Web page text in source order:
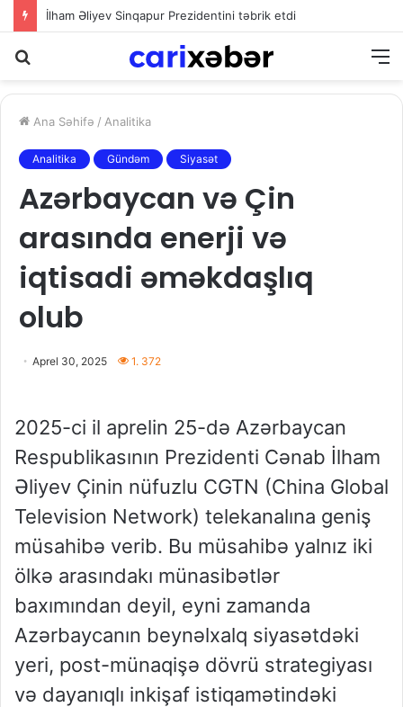
İlham Əliyev Sinqapur Prezidentini təbrik etdi
Ana Səhifə / Analitika
Analitika Gündəm Siyasət
Azərbaycan və Çin
arasında enerji və
iqtisadi əməkdaşlıq
olub
Aprel 30, 2025 1. 372
2025-ci il aprelin 25-də Azərbaycan
Respublikasının Prezidenti Cənab İlham
Əliyev Çinin nüfuzlu CGTN (China Global
Television Network) telekanalına geniş
müsahibə verib. Bu müsahibə yalnız iki
ölkə arasındakı münasibətlər
baxımından deyil, eyni zamanda
Azərbaycanın beynəlxalq siyasətdəki
yeri, post-münaqişə dövrü strategiyası
və dayanıqlı inkişaf istiqamətindəki